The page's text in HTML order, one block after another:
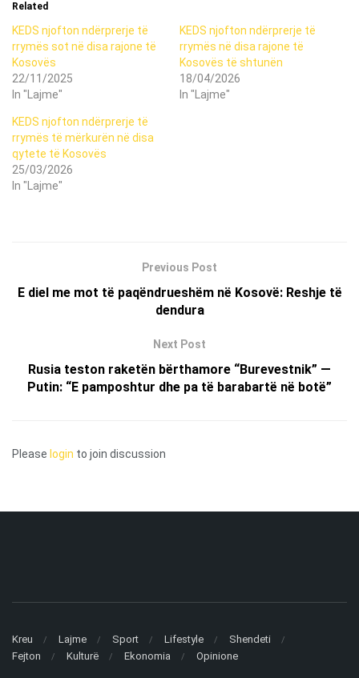
Related
KEDS njofton ndërprerje të
rrymës sot në disa rajone të
Kosovës
22/11/2025
In "Lajme"
KEDS njofton ndërprerje të
rrymës në disa rajone të
Kosovës të shtunën
18/04/2026
In "Lajme"
KEDS njofton ndërprerje të
rrymës të mërkurën në disa
qytete të Kosovës
25/03/2026
In "Lajme"
Previous Post
E diel me mot të paqëndrueshëm në Kosovë: Reshje të
dendura
Next Post
Rusia teston raketën bërthamore “Burevestnik” —
Putin: “E pamposhtur dhe pa të barabartë në botë”
Please login to join discussion
Kreu Lajme Sport Lifestyle
Shendeti
Fejton
Kulturë Ekonomia Opinione